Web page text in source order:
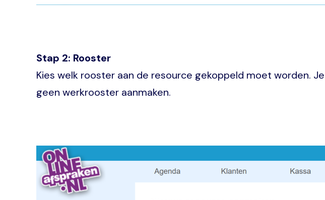
Stap 2: Rooster
Kies welk rooster aan de resource gekoppeld moet worden.
geen werkrooster aanmaken.
Image